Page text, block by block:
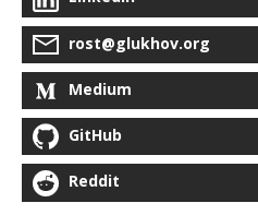
rost@glukhov.org
Medium
GitHub
Reddit